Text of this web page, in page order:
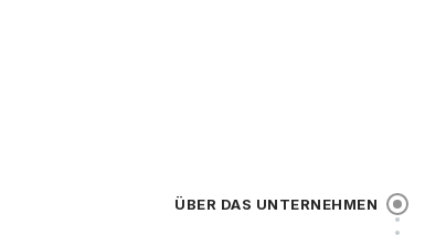
ÜBER DAS UNTERNEHMEN